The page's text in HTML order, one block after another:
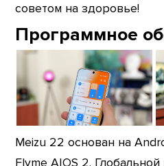
советом на здоровье!
Программное
Meizu 22 основан на
Flyme AIOS 2.